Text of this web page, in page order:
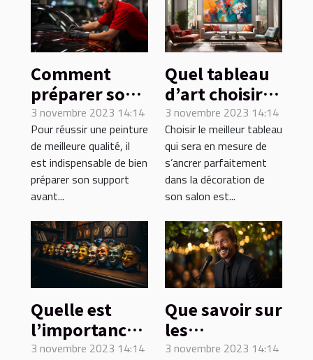
Comment
préparer son
support pour
une peinture
de qualité ?
3 novembre 2023 14:14
Pour réussir une peinture
de meilleure qualité, il
est indispensable de bien
préparer son support
avant...
Quel tableau
d’art choisir
pour son
salon ?
3 novembre 2023 14:14
Choisir le meilleur tableau
qui sera en mesure de
s’ancrer parfaitement
dans la décoration de
son salon est...
Quelle est
l’importance
du théâtre
3 novembre 2023 14:14
Que savoir sur
les
humoristes ?
3 novembre 2023 14:14